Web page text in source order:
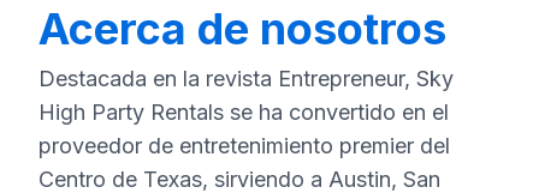
Acerca de nosotros
Destacada en la revista Entrepreneur, Sky
High Party Rentals se ha convertido en el
proveedor de entretenimiento premier del
Centro de Texas, sirviendo a Austin, San